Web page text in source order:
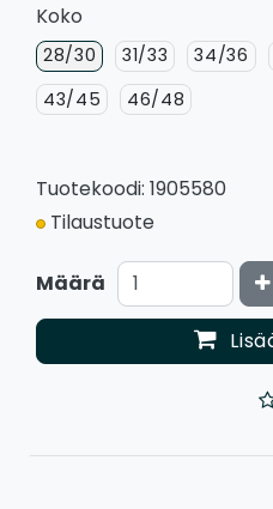
Koko
28/30 31/33 34/36
43/45
46/48
Tuotekoodi: 1905580
Tilaustuote
Määrä